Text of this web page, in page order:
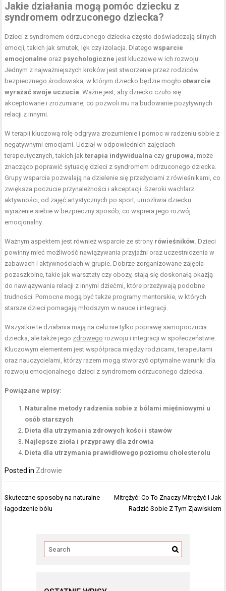
Jakie działania mogą pomóc dziecku z
syndromem odrzuconego dziecka?
Dzieci z syndromem odrzuconego dziecka często doświadczają silnych
emocji, takich jak smutek, lęk czy izolacja. Dlategowsparcie
emocjonalne oraz psychologiczne jest kluczowe w ich rozwoju.
Jednym z najważniejszych kroków jest stworzenie przez rodziców
bezpiecznego środowiska, w którym dziecko będzie mogło otwarcie
wyrażać swoje uczucia. Ważne jest, aby dziecko czuło się
akceptowane i zrozumiane, co pozwoli mu na budowanie pozytywnych
relacji z innymi.
W terapii kluczową rolę odgrywa zrozumienie i pomoc w radzeniu sobie z
negatywnymi emocjami. Udział w odpowiednich zajęciach
terapeutycznych, takich jakterapia indywidualna czy grupowa, może
znacząco poprawić sytuację dzieci z syndromem odrzuconego dziecka.
Grupy wsparcia pozwalają na dzielenie się przeżyciami z rówieśnikami, co
zwiększa poczucie przynależności i akceptacji. Szeroki wachlarz
aktywności, od zajęć artystycznych po sport, umożliwia dziecku
wyrażenie siebie w bezpieczny sposób, co wspiera jego rozwój
emocjonalny.
Ważnym aspektem jest również wsparcie ze strony rówieśników. Dzieci
powinny mieć możliwość nawiązywania przyjaźni oraz uczestniczenia w
zabawach i aktywnościach w grupie. Dobrze zorganizowane zajęcia
pozaszkolne, takie jak warsztaty czy obozy, stają się doskonałą okazją
do nawiązywania relacji z innymi dziećmi, które przeżywają podobne
trudności. Pomocne mogą być także programy mentorskie, w których
starsze dzieci pomagają młodszym w nauce i integracji.
Wszystkie te działania mają na celu nie tylko poprawę samopoczucia
dziecka, ale także jego zdrowego rozwoju i integracji w społeczeństwie.
Kluczowym elementem jest współpraca między rodzicami, terapeutami
oraz nauczycielami, którzy razem mogą stworzyć optymalne warunki dla
rozwoju emocjonalnego dzieci z syndromem odrzuconego dziecka.
Powiązane wpisy:
Naturalne metody radzenia sobie z bólami mięśniowymi u
osób starszych
Dieta dla utrzymania zdrowych kości i stawów
Najlepsze zioła i przyprawy dla zdrowia
Dieta dla utrzymania prawidłowego poziomu cholesterolu
Posted in Zdrowie
Nawigacja
wpisu
Skuteczne sposoby na naturalne
łagodzenie bólu
Mitrężyć: Co To Znaczy Mitrężyć I Jak
Radzić Sobie Z Tym Zjawiskiem